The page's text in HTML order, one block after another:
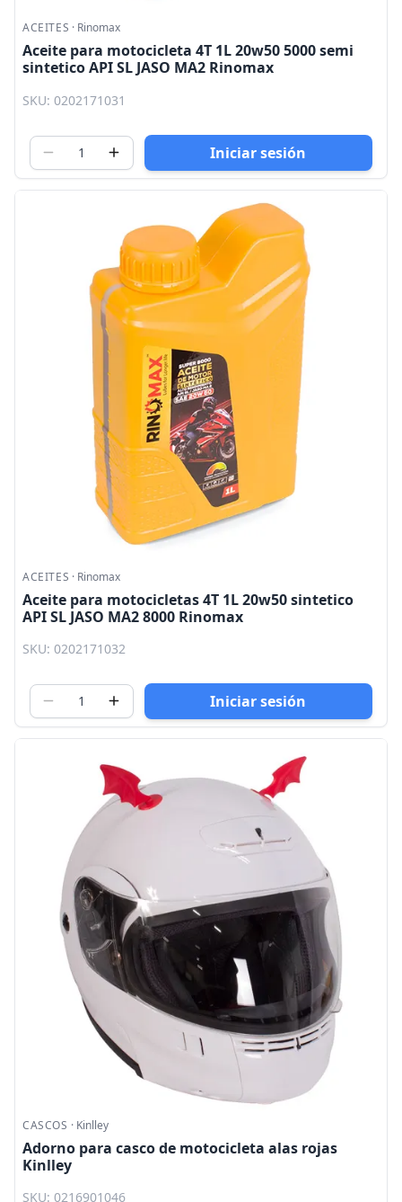
ACEITES · Rinomax
Aceite para motocicleta 4T 1L 20w50 5000 semi
sintetico API SL JASO MA2 Rinomax
SKU: 0202171031
Iniciar sesión
ACEITES · Rinomax
Aceite para motocicletas 4T 1L 20w50 sintetico
API SL JASO MA2 8000 Rinomax
SKU: 0202171032
Iniciar sesión
CASCOS · Kinlley
Adorno para casco de motocicleta alas rojas
Kinlley
SKU: 0216901046